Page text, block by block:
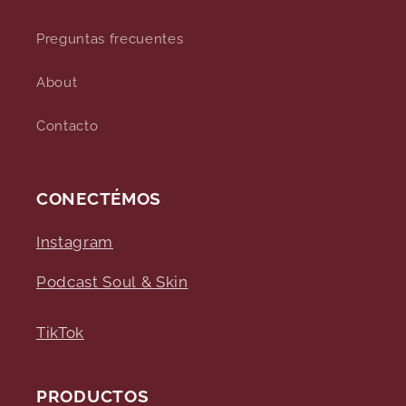
Preguntas frecuentes
About
Contacto
CONECTÉMOS
Instagram
Podcast Soul & Skin
TikTok
PRODUCTOS